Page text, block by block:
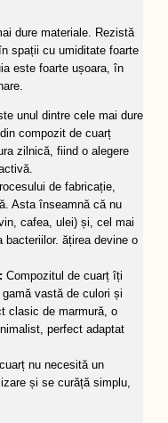
dure materiale. Rezistă
spații cu umiditate foarte
este foarte ușoara, în
unul dintre cele mai dure
compozit de cuarț
zilnică, fiind o alegere
de fabricație,
Asta înseamnă că nu
cafea, ulei) și, cel mai
bacteriilor. ățirea devine o
Compozitul de cuarț îți
vastă de culori și
clasic de marmură, o
perfect adaptat
nu necesită un
și se curăță simplu,